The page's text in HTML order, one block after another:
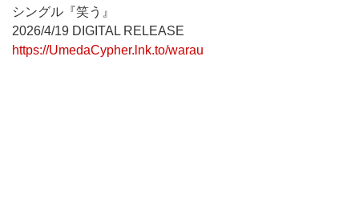
シングル『笑う』
2026/4/19 DIGITAL RELEASE
https://UmedaCypher.lnk.to/warau